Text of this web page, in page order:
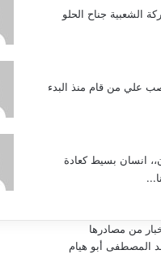
الشعبية جناح الحلو
علي من قام منذ البدء
انسان بسيط كعادة
المصطفى أبو هيام